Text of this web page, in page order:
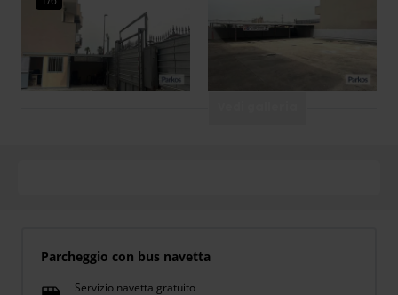
Parcheggio con bus navetta
Servizio navetta gratuito